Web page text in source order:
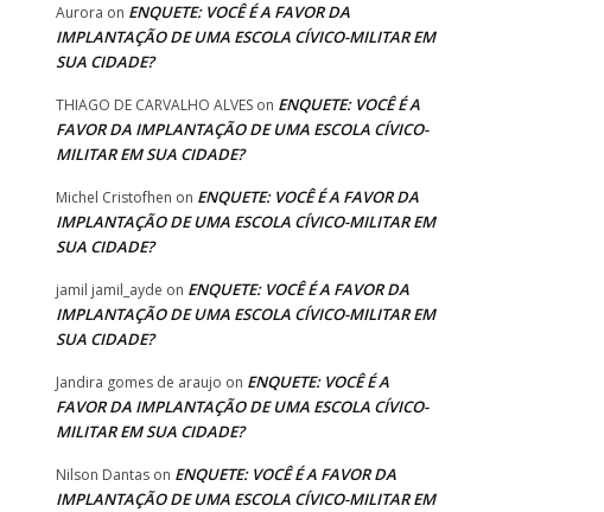
Aurora on ENQUETE: VOCÊ É A FAVOR DA
IMPLANTAÇÃO DE UMA ESCOLA CÍVICO-MILITAR EM
SUA CIDADE?
THIAGO DE CARVALHO ALVES on ENQUETE: VOCÊ É A
FAVOR DA IMPLANTAÇÃO DE UMA ESCOLA CÍVICO-
MILITAR EM SUA CIDADE?
Michel Cristofhen on ENQUETE: VOCÊ É A FAVOR DA
IMPLANTAÇÃO DE UMA ESCOLA CÍVICO-MILITAR EM
SUA CIDADE?
jamil jamil_ayde on ENQUETE: VOCÊ É A FAVOR DA
IMPLANTAÇÃO DE UMA ESCOLA CÍVICO-MILITAR EM
SUA CIDADE?
Jandira gomes de araujo on ENQUETE: VOCÊ É A
FAVOR DA IMPLANTAÇÃO DE UMA ESCOLA CÍVICO-
MILITAR EM SUA CIDADE?
Nilson Dantas on ENQUETE: VOCÊ É A FAVOR DA
IMPLANTAÇÃO DE UMA ESCOLA CÍVICO-MILITAR EM